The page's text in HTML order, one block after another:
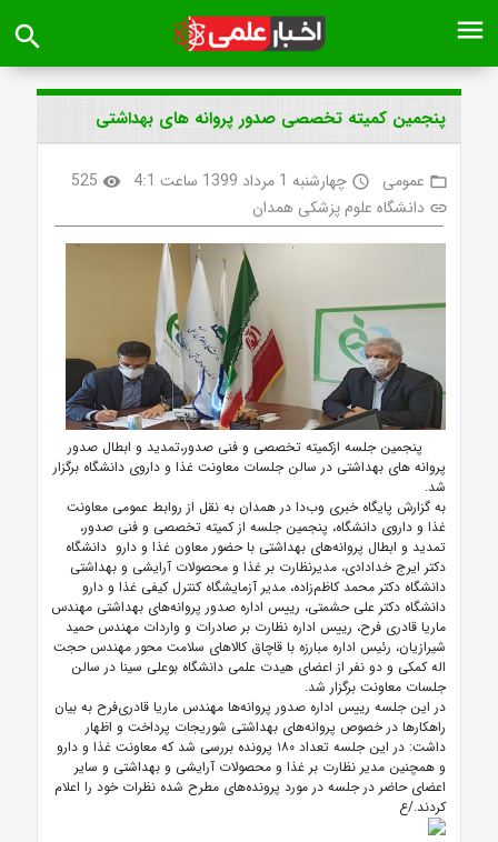
menu
search
پنجمین کمیته تخصصی صدور پروانه های بهداشتی
folder_open عمومی access_time چهارشنبه 1 مرداد 1399 ساعت 4:1 visibility
525
link دانشگاه علوم پزشکی همدان
پنجمین جلسه ازکمیته تخصصی و فنی صدور،تمدید و ابطال صدور
پروانه های بهداشتی در سالن جلسات معاونت غذا و داروی دانشگاه برگزار
شد.
به گزارش پایگاه خبری وب‌دا در همدان به نقل از روابط عمومی معاونت
غذا و داروی دانشگاه، پنجمین جلسه از کمیته تخصصی و فنی صدور،
تمدید و ابطال پروانه‌های بهداشتی با حضور معاون غذا و دارو دانشگاه
دکتر ایرج خدادادی، مدیرنظارت بر غذا و محصولات آرایشی و بهداشتی
دانشگاه دکتر محمد کاظم‌زاده، مدیر آزمایشگاه کنترل کیفی غذا و دارو
دانشگاه دکتر علی حشمتی، رییس اداره صدور پروانه‌های بهداشتی مهندس
ماریا قادری فرح، رییس اداره نظارت بر صادرات و واردات مهندس حمید
شیرازیان، رئیس اداره مبارزه با قاچاق کالاهای سلامت محور مهندس حجت
اله کمکی و دو نفر از اعضای هیدت علمی دانشگاه بوعلی سینا در سالن
جلسات معاونت برگزار شد.
در این جلسه رییس اداره صدور پروانه‌ها مهندس ماریا قادری‌فرح به بیان
راهکارها در خصوص پروانه‌های بهداشتی شوریجات پرداخت و اظهار
داشت: در این جلسه تعداد ۱۸۰ پرونده بررسی شد که معاونت غذا و دارو
و همچنین مدیر نظارت بر غذا و محصولات آرایشی و بهداشتی و سایر
اعضای حاضر در جلسه در مورد پرونده‌های مطرح شده نظرات خود را اعلام
کردند./ع